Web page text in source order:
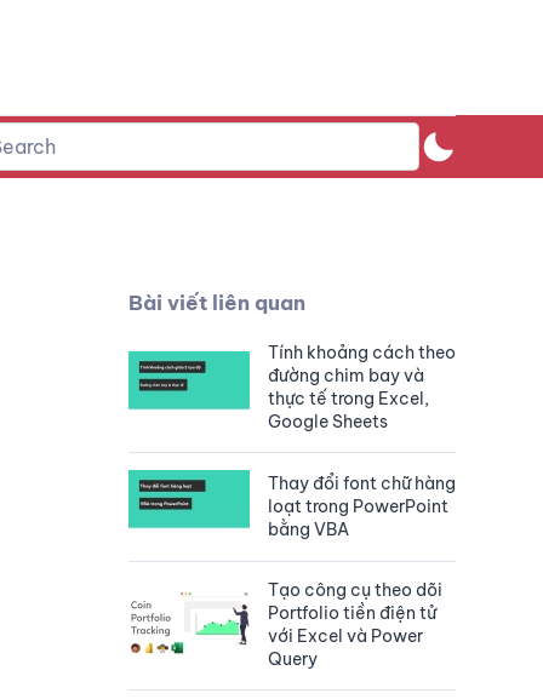
Bài viết liên quan
Tính khoảng cách theo
đường chim bay và
thực tế trong Excel,
Google Sheets
Thay đổi font chữ hàng
loạt trong PowerPoint
bằng VBA
Tạo công cụ theo dõi
Portfolio tiền điện tử
với Excel và Power
Query